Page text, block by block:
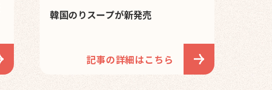
韓国のりスープが新発売
記事の詳細はこちら